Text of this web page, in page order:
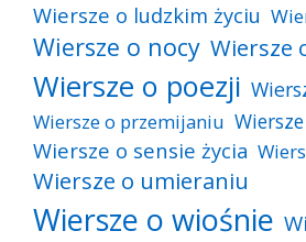
Wiersze o ludzkim życiu
Wiersze o nocy Wiersze
Wiersze o poezji
Wiersze o przemijaniu
Wiersze o sensie życia
Wiersze o umieraniu
Wiersze o wiośnie